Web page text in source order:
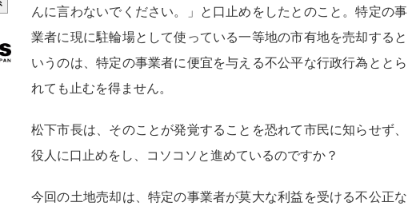
んに言わないでください。」と口止めをしたとのこと。特定の事
業者に現に駐輪場として使っている一等地の市有地を売却すると
いうのは、特定の事業者に便宜を与える不公平な行政行為ととら
れても止むを得ません。
松下市長は、そのことが発覚することを恐れて市民に知らせず、
役人に口止めをし、コソコソと進めているのですか？
今回の土地売却は、特定の事業者が莫大な利益を受ける不公正な